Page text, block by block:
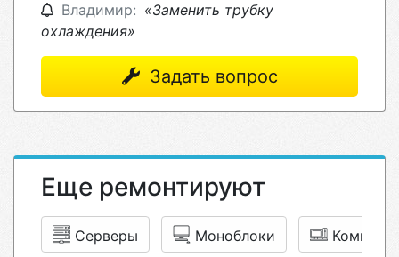
Владимир: «Заменить трубку
охлаждения»
Задать вопрос
Еще ремонтируют
Серверы Моноблоки